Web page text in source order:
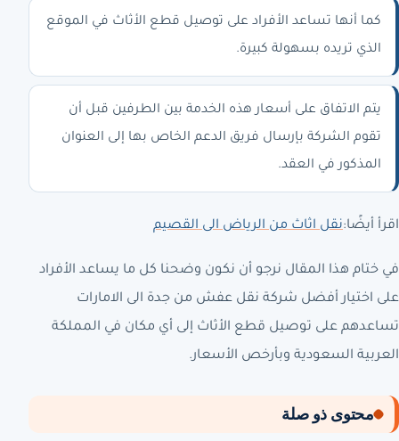
كما أنها تساعد الأفراد على توصيل قطع الأثاث في الموقع
الذي تريده بسهولة كبيرة.
يتم الاتفاق على أسعار هذه الخدمة بين الطرفين قبل أن
تقوم الشركة بإرسال فريق الدعم الخاص بها إلى العنوان
المذكور في العقد.
اقرأ أيضًا:نقل اثاث من الرياض الى القصيم
في ختام هذا المقال نرجو أن نكون وضحنا كل ما يساعد الأفراد
على اختيار أفضل شركة نقل عفش من جدة الى الامارات
تساعدهم على توصيل قطع الأثاث إلى أي مكان في المملكة
العربية السعودية وبأرخص الأسعار.
محتوى ذو صلة